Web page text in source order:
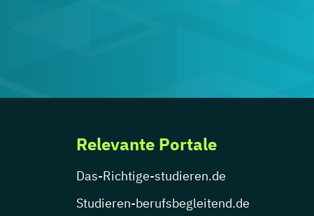
Relevante Portale
Das-Richtige-studieren.de
Studieren-berufsbegleitend.de